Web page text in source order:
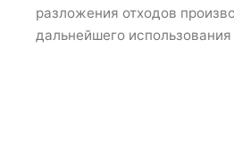
разложения отходов
дальнейшего